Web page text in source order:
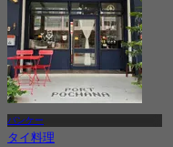
バンケー
タイ料理